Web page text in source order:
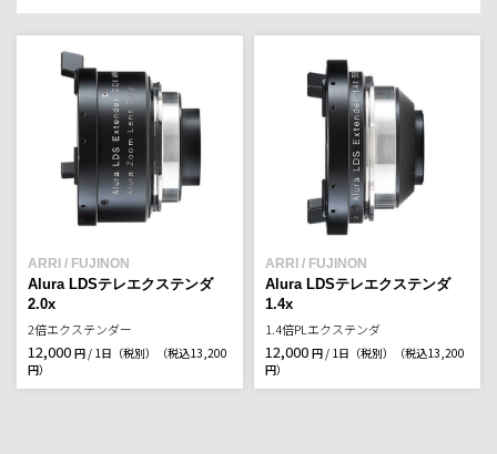
ARRI / FUJINON
Alura LDSテレエクステンダ
2.0x
2倍エクステンダー
12,000 円 / 1日（税別）
（税込13,200
円）
ARRI / FUJINON
Alura LDSテレエクステンダ
1.4x
1.4倍PLエクステンダ
12,000 円 / 1日（税別）
（税込13,200
円）